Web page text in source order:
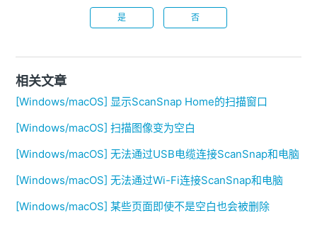
是 否
相关文章
[Windows/macOS] 显示ScanSnap Home的扫描窗口
[Windows/macOS] 扫描图像变为空白
[Windows/macOS] 无法通过USB电缆连接ScanSnap和电脑
[Windows/macOS] 无法通过Wi-Fi连接ScanSnap和电脑
[Windows/macOS] 某些页面即使不是空白也会被删除